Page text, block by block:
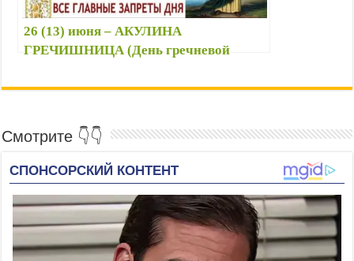
26 (13) июня – АКУЛИНА
ГРЕЧИШНИЦА (День гречневой
делать, именины
Смотрите 👇👇